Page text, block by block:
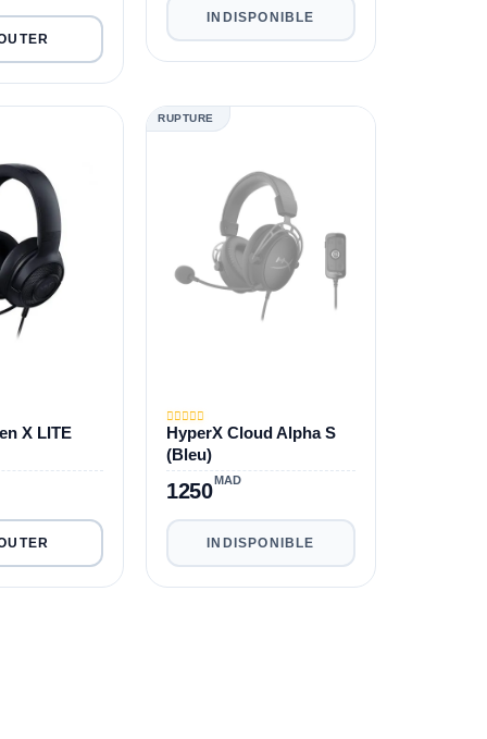
INDISPONIBLE
X LITE
RUPTURE
HyperX Cloud Alpha S
(Bleu)
1250MAD
INDISPONIBLE